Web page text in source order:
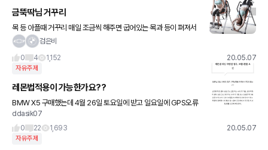
금뚝딱님 거꾸리
목 등 아플때 거꾸리 매일 조금씩 해주면 굽어있는 목과 등이 펴져서
좋다고 합니다
검은비
0
4 1,152 20.05.07
자유주제
레몬법적용이 가능한가요??
BMW X5 구매했는데 4월 26일 토요일에 받고 일요일에 GPS오류
뜨고 강원도만 그렇다고 하던데 저는 충북인데 받고 다음날 오류뜨길
ddasik07
0
22 1,693 20.05.07
자유주제